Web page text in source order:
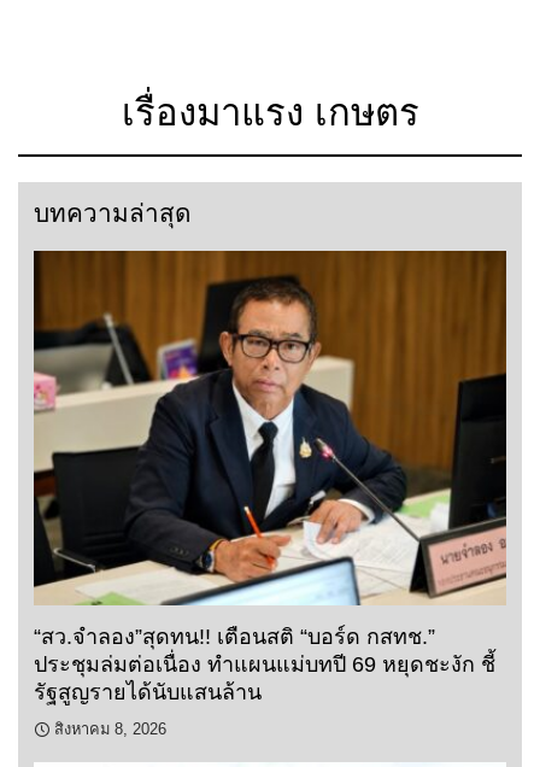
เรื่องมาแรง เกษตร
บทความล่าสุด
“สว.จำลอง”สุดทน!! เตือนสติ “บอร์ด กสทช.”
ประชุมล่มต่อเนื่อง ทำแผนแม่บทปี 69 หยุดชะงัก ชี้
รัฐสูญรายได้นับแสนล้าน
สิงหาคม 8, 2026